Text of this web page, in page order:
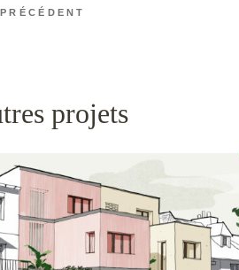
PRÉCÉDENT
projets